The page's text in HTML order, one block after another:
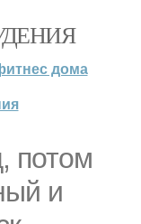
дома
потом
и